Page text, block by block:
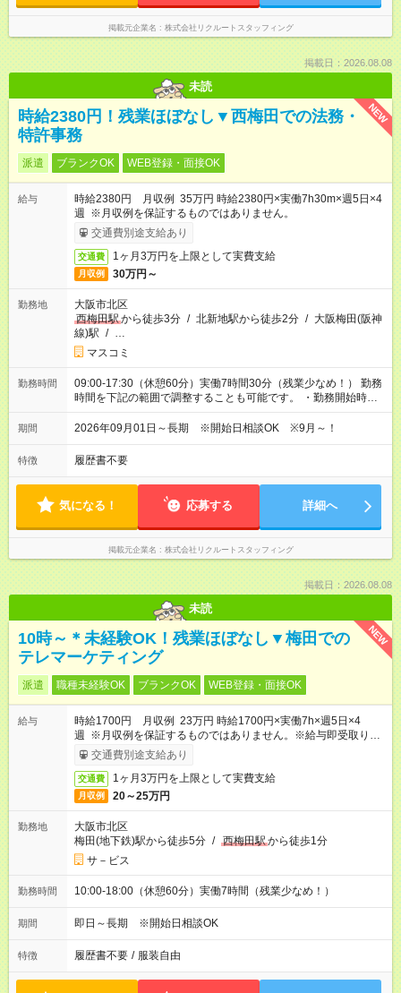
掲載元企業名 株式会社リクルートスタッフィング
掲載日：2026.08.08
未読
NEW
時給2380円！残業ほぼなし▼西梅田での法務・
特許事務
派遣 ブランクOK WEB登録・面接OK
給与
時給2380円 月収例 35万円 時給2380円×実働7h30m×週5日×4
週 ※月収例を保証するものではありません。
交通費別途支給あり
交通費 1ヶ月3万円を上限として実費支給
月収例 30万円～
勤務地
大阪市北区
西梅田駅から徒歩3分 / 北新地駅から徒歩2分 / 大阪梅田(阪神
線)駅 / …
マスコミ
勤務時間
09:00-17:30（休憩60分）実働7時間30分（残業少なめ！） 勤務
時間を下記の範囲で調整することも可能です。 ・勤務開始時
間 09:00～10:00 ・勤務終了時間 16:30～18:30 ・実働
06:30～07:30
期間 2026年09月01日～長期 ※開始日相談OK ※9月～！
特徴 履歴書不要
気になる！ 応募する 詳細へ
掲載元企業名 株式会社リクルートスタッフィング
掲載日：2026.08.08
未読
NEW
10時～＊未経験OK！残業ほぼなし▼梅田での
テレマーケティング
派遣 職種未経験OK ブランクOK WEB登録・面接OK
給与
時給1700円 月収例 23万円 時給1700円×実働7h×週5日×4
週 ※月収例を保証するものではありません。※給与即受取りサ
ービス利用可（利用条件有）
交通費別途支給あり
交通費 1ヶ月3万円を上限として実費支給
月収例 20～25万円
勤務地
大阪市北区
梅田(地下鉄)駅から徒歩5分 / 西梅田駅から徒歩1分
サ－ビス
勤務時間 10:00-18:00（休憩60分）実働7時間（残業少なめ！）
期間 即日～長期 ※開始日相談OK
特徴 履歴書不要 / 服装自由